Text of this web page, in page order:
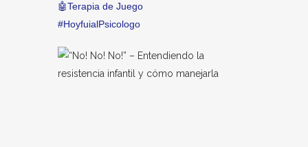
🤖Terapia de Juego
#HoyfuialPsicologo